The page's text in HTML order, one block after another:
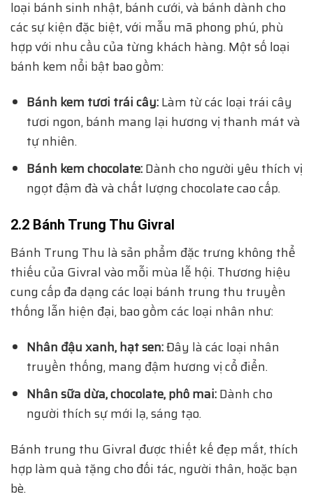
loại bánh sinh nhật, bánh cưới, và bánh dành cho
các sự kiện đặc biệt, với mẫu mã phong phú, phù
hợp với nhu cầu của từng khách hàng. Một số loại
bánh kem nổi bật bao gồm:
Bánh kem tươi trái cây:Làm từ các loại trái cây
tươi ngon, bánh mang lại hương vị thanh mát và
tự nhiên.
Bánh kem chocolate:Dành cho người yêu thích vị
ngọt đậm đà và chất lượng chocolate cao cấp.
2.2 Bánh Trung Thu Givral
Bánh Trung Thu là sản phẩm đặc trưng không thể
thiếu của Givral vào mỗi mùa lễ hội. Thương hiệu
cung cấp đa dạng các loại bánh trung thu truyền
thống lẫn hiện đại, bao gồm các loại nhân như:
Nhân đậu xanh, hạt sen:Đây là các loại nhân
truyền thống, mang đậm hương vị cổ điển.
Nhân sữa dừa, chocolate, phô mai:Dành cho
người thích sự mới lạ, sáng tạo.
Bánh trung thu Givral được thiết kế đẹp mắt, thích
hợp làm quà tặng cho đối tác, người thân, hoặc bạn
bè.